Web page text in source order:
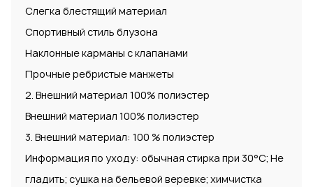
Слегка блестящий материал
Спортивный стиль блузона
Наклонные карманы с клапанами
Прочные ребристые манжеты
2. Внешний материал 100% полиэстер
Внешний материал 100% полиэстер
3. Внешний материал: 100 % полиэстер
Информация по уходу: обычная стирка при 30°C; Не
гладить; сушка на бельевой веревке; химчистка